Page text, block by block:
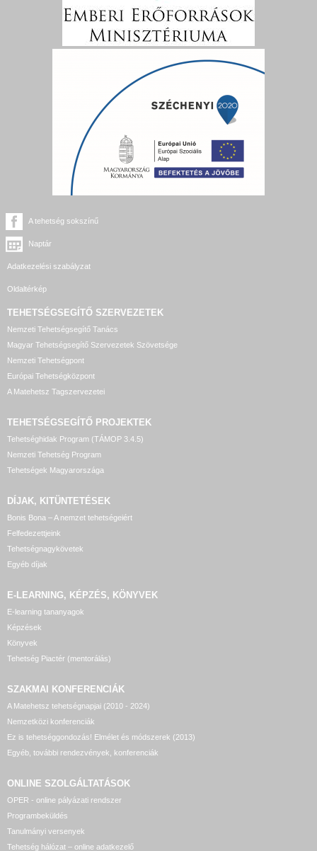
A tehetség sokszínű
Naptár
Adatkezelési szabályzat
Oldaltérkép
TEHETSÉGSEGÍTŐ SZERVEZETEK
Nemzeti Tehetségsegítő Tanács
Magyar Tehetségsegítő Szervezetek Szövetsége
Nemzeti Tehetségpont
Európai Tehetségközpont
A Matehetsz Tagszervezetei
TEHETSÉGSEGÍTŐ PROJEKTEK
Tehetséghidak Program (TÁMOP 3.4.5)
Nemzeti Tehetség Program
Tehetségek Magyarországa
DÍJAK, KITÜNTETÉSEK
Bonis Bona – A nemzet tehetségeiért
Felfedezettjeink
Tehetségnagykövetek
Egyéb díjak
E-LEARNING, KÉPZÉS, KÖNYVEK
E-learning tananyagok
Képzések
Könyvek
Tehetség Piactér (mentorálás)
SZAKMAI KONFERENCIÁK
A Matehetsz tehetségnapjai (2010 - 2024)
Nemzetközi konferenciák
Ez is tehetséggondozás! Elmélet és módszerek (2013)
Egyéb, további rendezvények, konferenciák
ONLINE SZOLGÁLTATÁSOK
OPER - online pályázati rendszer
Programbeküldés
Tanulmányi versenyek
Tehetség hálózat – online adatkezelő